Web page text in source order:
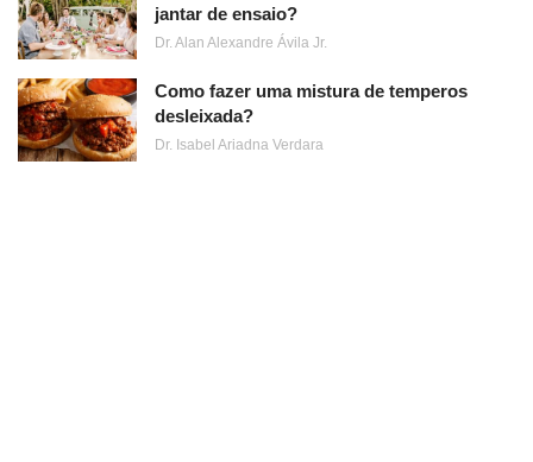
jantar de ensaio?
Dr. Alan Alexandre Ávila Jr.
Como fazer uma mistura de temperos
desleixada?
Dr. Isabel Ariadna Verdara